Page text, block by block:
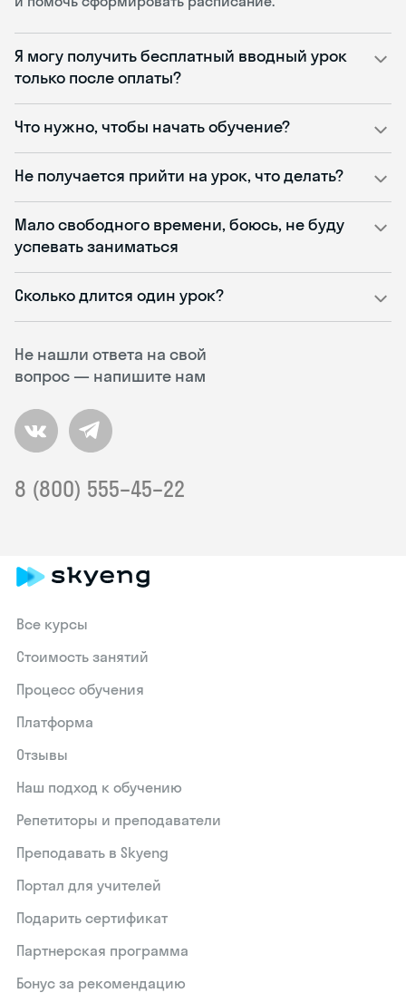
Не нашли ответа на свой
вопрос — напишите нам
8 (800) 555–45–22
Я могу получить бесплатный вводный урок
только после оплаты?
Что нужно, чтобы начать обучение?
Не получается прийти на урок, что делать?
Мало свободного времени, боюсь, не буду
успевать заниматься
Сколько длится один урок?
Все курсы
Стоимость занятий
Процесс обучения
Платформа
Отзывы
Наш подход к обучению
Репетиторы и преподаватели
Преподавать в Skyeng
Портал для учителей
Подарить сертификат
Партнерская программа
Бонус за рекомендацию